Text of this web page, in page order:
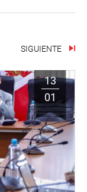
SIGUIENTE
13
01